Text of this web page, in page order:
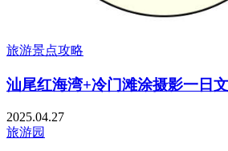
旅游景点攻略
汕尾红海湾+冷门滩涂摄影一日
2025.04.27
旅游园